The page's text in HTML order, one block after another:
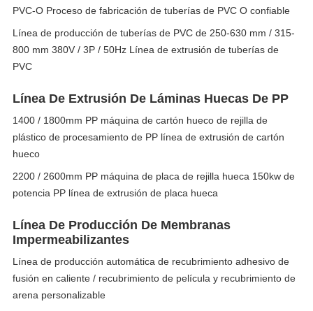
PVC-O Proceso de fabricación de tuberías de PVC O confiable
Línea de producción de tuberías de PVC de 250-630 mm / 315-
800 mm 380V / 3P / 50Hz Línea de extrusión de tuberías de
PVC
Línea De Extrusión De Láminas Huecas De PP
1400 / 1800mm PP máquina de cartón hueco de rejilla de
plástico de procesamiento de PP línea de extrusión de cartón
hueco
2200 / 2600mm PP máquina de placa de rejilla hueca 150kw de
potencia PP línea de extrusión de placa hueca
Línea De Producción De Membranas
Impermeabilizantes
Línea de producción automática de recubrimiento adhesivo de
fusión en caliente / recubrimiento de película y recubrimiento de
arena personalizable